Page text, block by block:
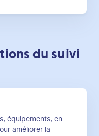
du suivi
équipements, en-
améliorer la